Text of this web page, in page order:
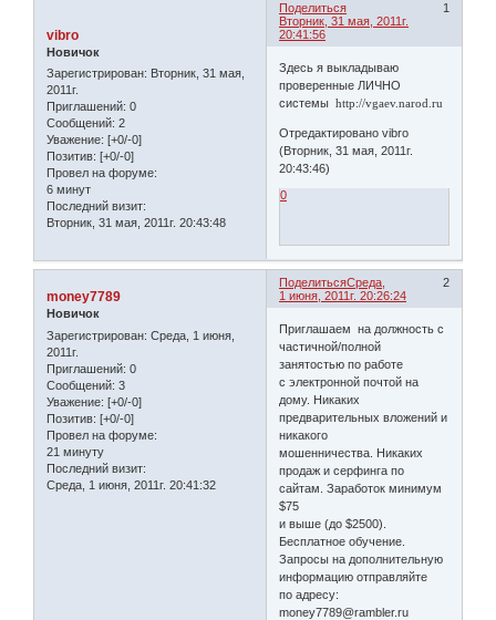
Поделиться
1
Вторник, 31 мая, 2011г.
20:41:56
vibro
Новичок
Зарегистрирован: Вторник, 31 мая,
2011г.
Приглашений: 0
Сообщений: 2
Уважение: [+0/-0]
Позитив: [+0/-0]
Провел на форуме:
6 минут
Последний визит:
Вторник, 31 мая, 2011г. 20:43:48
Здесь я выкладываю
проверенные ЛИЧНО
системыhttp://vgaev.narod.ru
Отредактировано vibro
(Вторник, 31 мая, 2011г.
20:43:46)
0
Поделиться 2
Среда,
1 июня, 2011г. 20:26:24
money7789
Новичок
Зарегистрирован: Среда, 1 июня,
2011г.
Приглашений: 0
Сообщений: 3
Уважение: [+0/-0]
Позитив: [+0/-0]
Провел на форуме:
21 минуту
Последний визит:
Среда, 1 июня, 2011г. 20:41:32
Приглашаем на должность с
частичной/полной
занятостью по работе
с электронной почтой на
дому. Никаких
предварительных вложений и
никакого
мошенничества. Никаких
продаж и серфинга по
сайтам. Заработок минимум
$75
и выше (до $2500).
Бесплатное обучение.
Запросы на дополнительную
информацию отправляйте
по адресу:
money7789@rambler.ru